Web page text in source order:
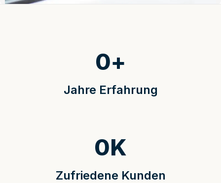
Jahre Erfahrung
0+
Zufriedene Kunden
0K